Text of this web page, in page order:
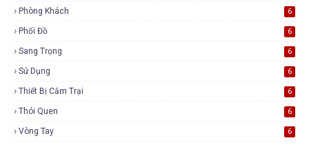
Phòng Khách 6
Phối Đồ 6
Sang Trọng 6
Sử Dụng 6
Thiết Bị Cắm Trại 6
Thói Quen 6
Vòng Tay 6